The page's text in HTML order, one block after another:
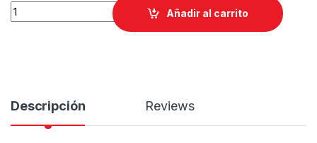
TAPA TENSION FM HA1-90-1 quantity
Añadir al carrito
Descripción Reviews